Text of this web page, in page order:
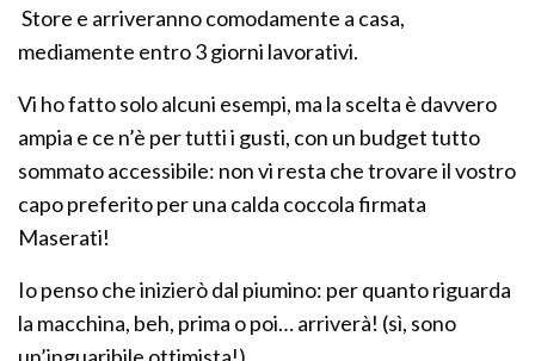
Store e arriveranno comodamente a casa,
mediamente entro 3 giorni lavorativi.
Vi ho fatto solo alcuni esempi, ma la scelta è davvero
ampia e ce n’è per tutti i gusti, con un budget tutto
sommato accessibile: non vi resta che trovare il vostro
capo preferito per una calda coccola firmata
Maserati!
Io penso che inizierò dal piumino: per quanto riguarda
la macchina, beh, prima o poi… arriverà! (sì, sono